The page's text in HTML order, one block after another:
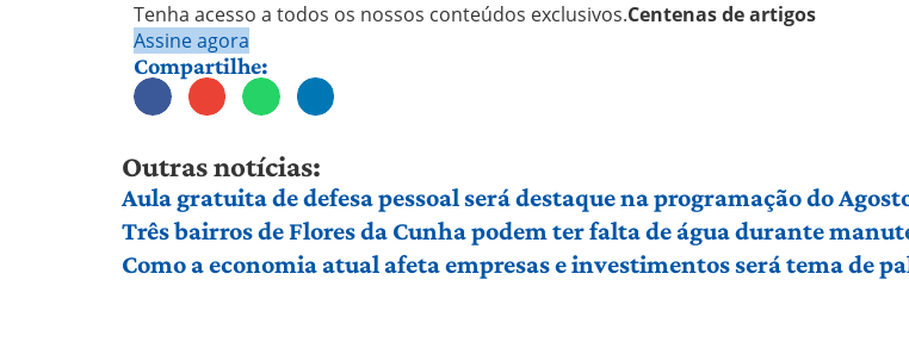
Tenha acesso a todos os nossos conteúdos exclusivos.Centenas de artigos
Assine agora
Compartilhe:
Outras notícias:
Aula gratuita de defesa pessoal será destaque na programação do
Três bairros de Flores da Cunha podem ter falta de água durante
Como a economia atual afeta empresas e investimentos será tema de